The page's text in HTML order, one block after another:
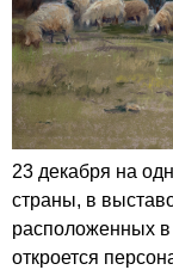
23 декабря на
страны, в
расположенных
откроется